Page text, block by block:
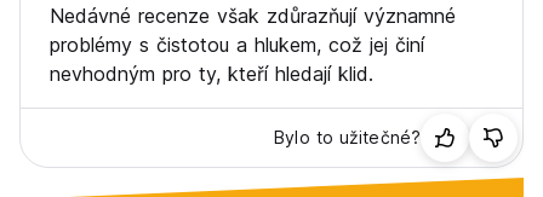
Nedávné recenze však zdůrazňují významné
problémy s čistotou a hlukem, což jej činí
nevhodným pro ty, kteří hledají klid.
Bylo to užitečné?